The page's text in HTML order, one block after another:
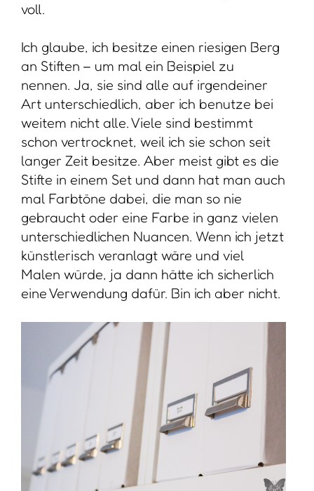
voll.
Ich glaube, ich besitze einen riesigen Berg
an Stiften – um mal ein Beispiel zu
nennen. Ja, sie sind alle auf irgendeiner
Art unterschiedlich, aber ich benutze bei
weitem nicht alle. Viele sind bestimmt
schon vertrocknet, weil ich sie schon seit
langer Zeit besitze. Aber meist gibt es die
Stifte in einem Set und dann hat man auch
mal Farbtöne dabei, die man so nie
gebraucht oder eine Farbe in ganz vielen
unterschiedlichen Nuancen. Wenn ich jetzt
künstlerisch veranlagt wäre und viel
Malen würde, ja dann hätte ich sicherlich
eine Verwendung dafür. Bin ich aber nicht.